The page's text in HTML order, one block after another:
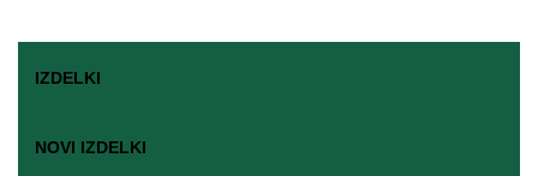
IZDELKI
NOVI IZDELKI